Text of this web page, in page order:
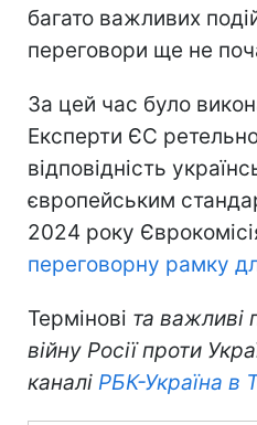
багато важливих
переговори ще не
За цей час було
Експерти ЄС
відповідність
європейським
2024 року
переговорну рамку
Термінові та важливі
війну Росії проти
каналі РБК-Україна в